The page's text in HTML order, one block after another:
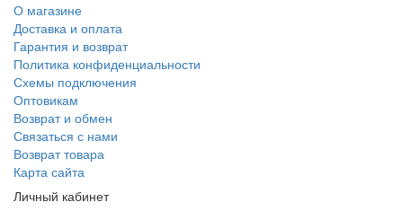
О магазине
Доставка и оплата
Гарантия и возврат
Политика конфиденциальности
Схемы подключения
Оптовикам
Возврат и обмен
Связаться с нами
Возврат товара
Карта сайта
Личный кабинет